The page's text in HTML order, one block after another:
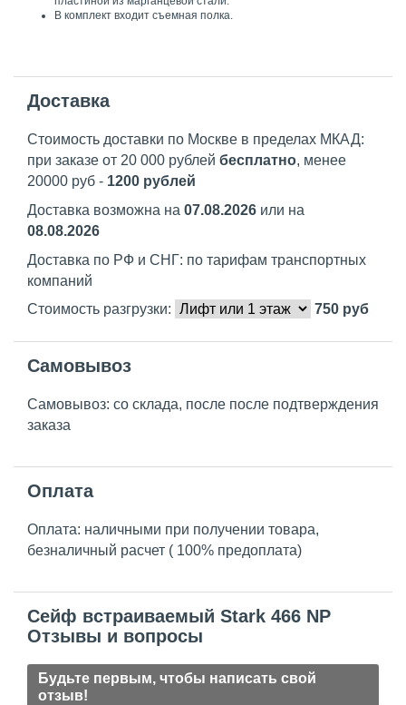
В комплект входит съемная полка.
Доставка
Стоимость доставки по Москве в пределах МКАД:
при заказе от 20 000 рублей бесплатно, менее
20000 руб - 1200 рублей
Доставка возможна на 07.08.2026 или на
08.08.2026
Доставка по РФ и СНГ: по тарифам транспортных
компаний
Стоимость разгрузки:
750 руб
Самовывоз
Самовывоз: со склада, после после подтверждения
заказа
Оплата
Оплата: наличными при получении товара,
безналичный расчет ( 100% предоплата)
Сейф встраиваемый Stark 466 NP
Отзывы и вопросы
Будьте первым, чтобы написать свой
отзыв!